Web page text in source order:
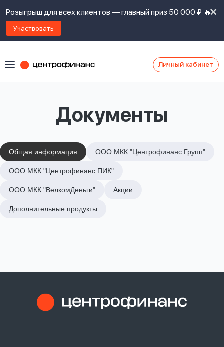
Розыгрыш для всех клиентов — главный приз 50 000 ₽ 🔥
Участвовать
Личный кабинет
Документы
Общая информация ООО МКК "Центрофинанс Групп"
ООО МКК "Центрофинанс ПИК"
ООО МКК "ВелкомДеньги" Акции
Дополнительные продукты
ознакомлен
предоставления
займов,
политикой
сайта,
согласие
обработку